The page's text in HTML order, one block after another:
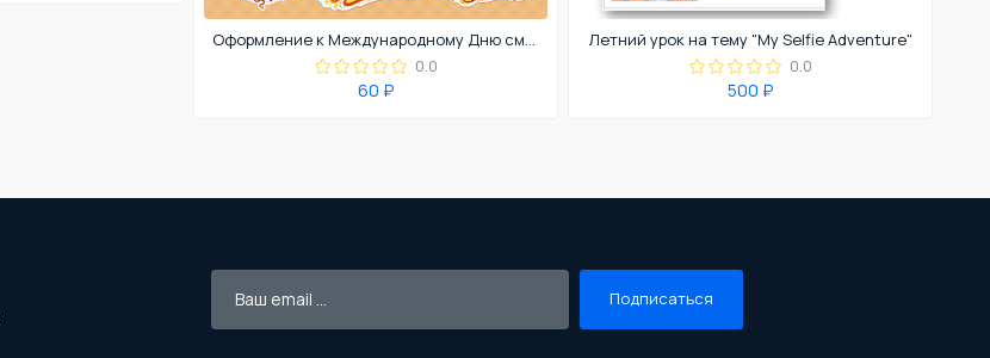
Оформление к Международному Дню смеха. 1 апреля. День смеха
0.0
60 ₽
Летний урок на тему "My Selfie Adventure"
0.0
500 ₽
Подписаться